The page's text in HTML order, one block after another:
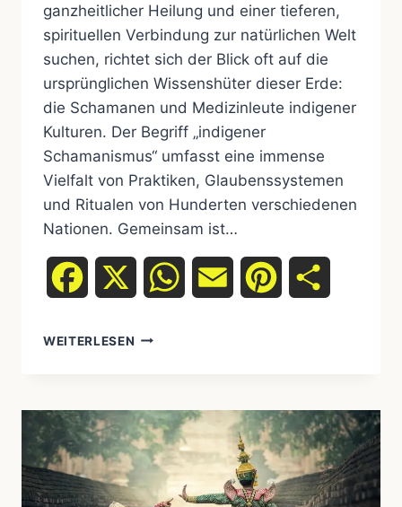
ganzheitlicher Heilung und einer tieferen,
spirituellen Verbindung zur natürlichen Welt
suchen, richtet sich der Blick oft auf die
ursprünglichen Wissenshüter dieser Erde:
die Schamanen und Medizinleute indigener
Kulturen. Der Begriff „indigener
Schamanismus“ umfasst eine immense
Vielfalt von Praktiken, Glaubenssystemen
und Ritualen von Hunderten verschiedenen
Nationen. Gemeinsam ist…
Facebook WhatsAppEmail Pinterest
WEITERLESEN INDIGENER
&
VERBINDUNG
ZUR
NATUR